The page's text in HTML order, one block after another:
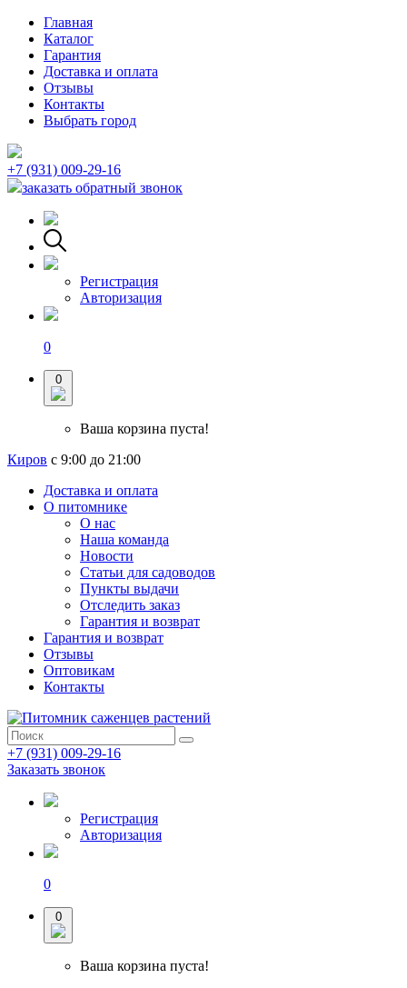
Главная
Каталог
Гарантия
Доставка и оплата
Отзывы
Контакты
Выбрать город
+7 (931) 009-29-16
заказать обратный звонок
Регистрация
Авторизация
0
0
Ваша корзина пуста!
Киров с 9:00 до 21:00
Доставка и оплата
О питомнике
О нас
Наша команда
Новости
Статьи для садоводов
Пункты выдачи
Отследить заказ
Гарантия и возврат
Гарантия и возврат
Отзывы
Оптовикам
Контакты
+7 (931) 009-29-16
Заказать звонок
Регистрация
Авторизация
0
0
Ваша корзина пуста!